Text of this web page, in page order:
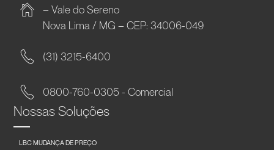
– Vale do Sereno
Nova Lima / MG – CEP: 34006-049
(31) 3215-6400
0800-760-0305 - Comercial
Nossas Soluções
LBC MUDANÇA DE PREÇO